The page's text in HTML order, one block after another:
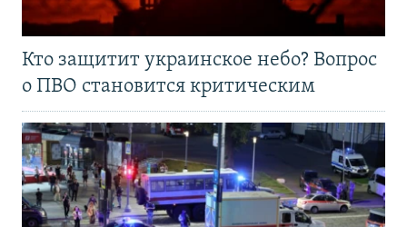
Кто защитит украинское небо? Вопрос
о ПВО становится критическим